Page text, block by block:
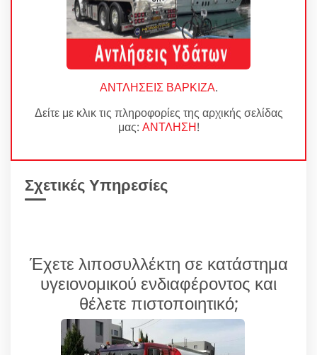
ΑΝΤΛΗΣΕΙΣ ΒΑΡΚΙΖΑ.
Δείτε με κλικ τις πληροφορίες της αρχικής σελίδας
μας: ΑΝΤΛΗΣΗ!
Σχετικές Υπηρεσίες
Έχετε λιποσυλλέκτη σε κατάστημα
υγειονομικού ενδιαφέροντος και
θέλετε πιστοποιητικό;